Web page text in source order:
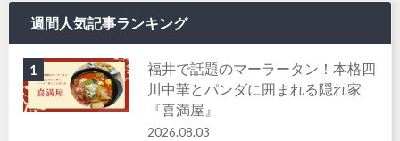
週間人気記事ランキング
1
福井で話題のマーラータン！本格四
川中華とパンダに囲まれる隠れ家
『喜満屋』
2026.08.03